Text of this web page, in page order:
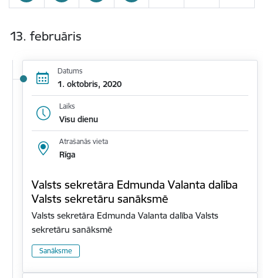
13. februāris
Datums
1. oktobris, 2020
Laiks
Visu dienu
Atrašanās vieta
Rīga
Valsts sekretāra Edmunda Valanta dalība
Valsts sekretāru sanāksmē
Valsts sekretāra Edmunda Valanta dalība Valsts
sekretāru sanāksmē
Sanāksme